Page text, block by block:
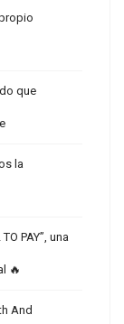
que
la
PAY”, una
🔥
And